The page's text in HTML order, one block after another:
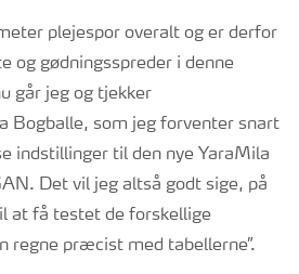
plejespor overalt og er derfor
og gødningsspreder i denne
går jeg og tjekker
Bogballe, som jeg forventer snart
indstillinger til den nye YaraMila
Det vil jeg altså godt sige, på
at få testet de forskellige
regne præcist med tabellerne”.